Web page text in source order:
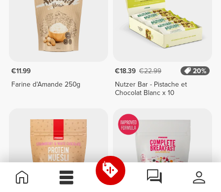
€11.99
Farine d'Amande 250g
€18.39 €22.99
20%
Nutzer Bar - Pistache et
Chocolat Blanc x 10